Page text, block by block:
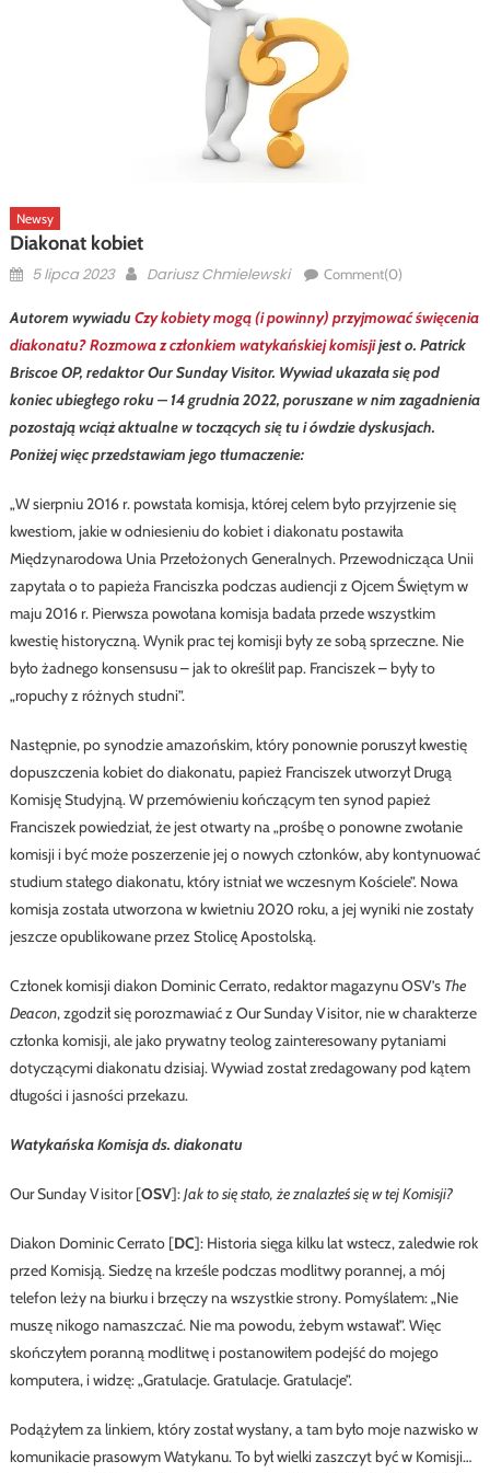
Newsy
Diakonat kobiet
Posted
5 lipca 2023 Author
Dariusz Chmielewski Comment(0)
Autorem wywiaduCzy kobiety mogą (i powinny) przyjmować święcenia
diakonatu? Rozmowa z członkiem watykańskiej komisjijest o. Patrick
Briscoe OP, redaktor Our Sunday Visitor. Wywiad ukazała się pod
koniec ubiegłego roku – 14 grudnia 2022, poruszane w nim zagadnienia
pozostają wciąż aktualne w toczących się tu i ówdzie dyskusjach.
Poniżej więc przedstawiam jego tłumaczenie:
„W sierpniu 2016 r. powstała komisja, której celem było przyjrzenie się
kwestiom, jakie w odniesieniu do kobiet i diakonatu postawiła
Międzynarodowa Unia Przełożonych Generalnych. Przewodnicząca Unii
zapytała o to papieża Franciszka podczas audiencji z Ojcem Świętym w
maju 2016 r. Pierwsza powołana komisja badała przede wszystkim
kwestię historyczną. Wynik prac tej komisji były ze sobą sprzeczne. Nie
było żadnego konsensusu – jak to określił pap. Franciszek – były to
„ropuchy z różnych studni”.
Następnie, po synodzie amazońskim, który ponownie poruszył kwestię
dopuszczenia kobiet do diakonatu, papież Franciszek utworzył Drugą
Komisję Studyjną. W przemówieniu kończącym ten synod papież
Franciszek powiedział, że jest otwarty na „prośbę o ponowne zwołanie
komisji i być może poszerzenie jej o nowych członków, aby kontynuować
studium stałego diakonatu, który istniał we wczesnym Kościele”. Nowa
komisja została utworzona w kwietniu 2020 roku, a jej wyniki nie zostały
jeszcze opublikowane przez Stolicę Apostolską.
Członek komisji diakon Dominic Cerrato, redaktor magazynu OSV’s The
Deacon, zgodził się porozmawiać z Our Sunday Visitor, nie w charakterze
członka komisji, ale jako prywatny teolog zainteresowany pytaniami
dotyczącymi diakonatu dzisiaj. Wywiad został zredagowany pod kątem
długości i jasności przekazu.
Watykańska Komisja ds. diakonatu
Our Sunday Visitor [OSV]:Jak to się stało, że znalazłeś się w tej Komisji?
Diakon Dominic Cerrato [DC]: Historia sięga kilku lat wstecz, zaledwie rok
przed Komisją. Siedzę na krześle podczas modlitwy porannej, a mój
telefon leży na biurku i brzęczy na wszystkie strony. Pomyślałem: „Nie
muszę nikogo namaszczać. Nie ma powodu, żebym wstawał”. Więc
skończyłem poranną modlitwę i postanowiłem podejść do mojego
komputera, i widzę: „Gratulacje. Gratulacje. Gratulacje”.
Podążyłem za linkiem, który został wysłany, a tam było moje nazwisko w
komunikacie prasowym Watykanu. To był wielki zaszczyt być w Komisji…